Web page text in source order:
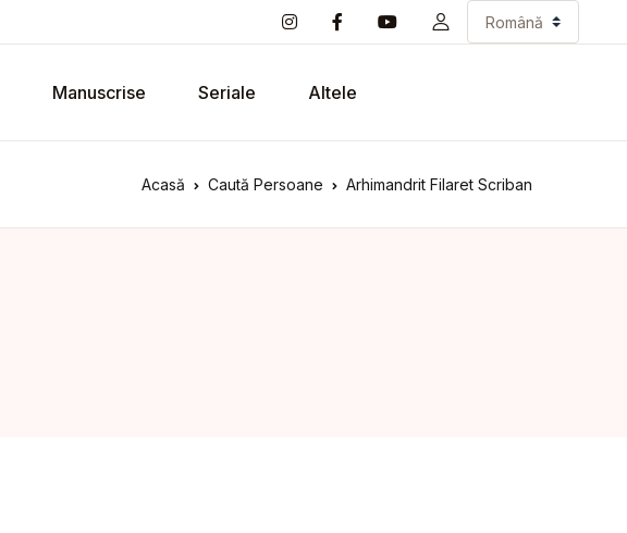
Manuscrise Seriale Altele
Acasă Caută Persoane Arhimandrit Filaret Scriban